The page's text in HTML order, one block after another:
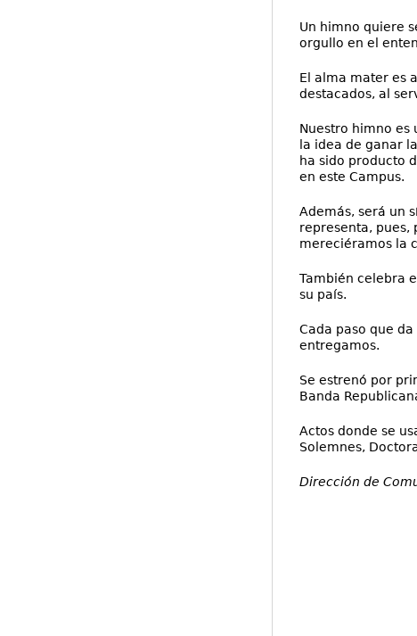
Un himno quiere
orgullo en el
El alma mater es
destacados, al
Nuestro himno es
la idea de ganar
ha sido producto
en este Campus.
Además, será un
representa, pues,
mereciéramos la
También celebra
su país.
Cada paso que
entregamos.
Se estrenó por
Banda
Actos donde se
Solemnes,
Dirección de